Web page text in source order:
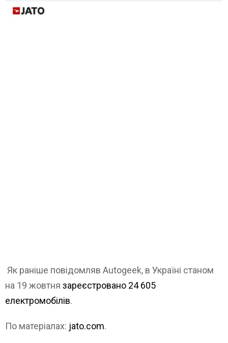
Як раніше повідомляв Autogeek, в Україні станом
на 19 жовтня зареєстровано 24 605
електромобілів.
По матеріалах: jato.com.